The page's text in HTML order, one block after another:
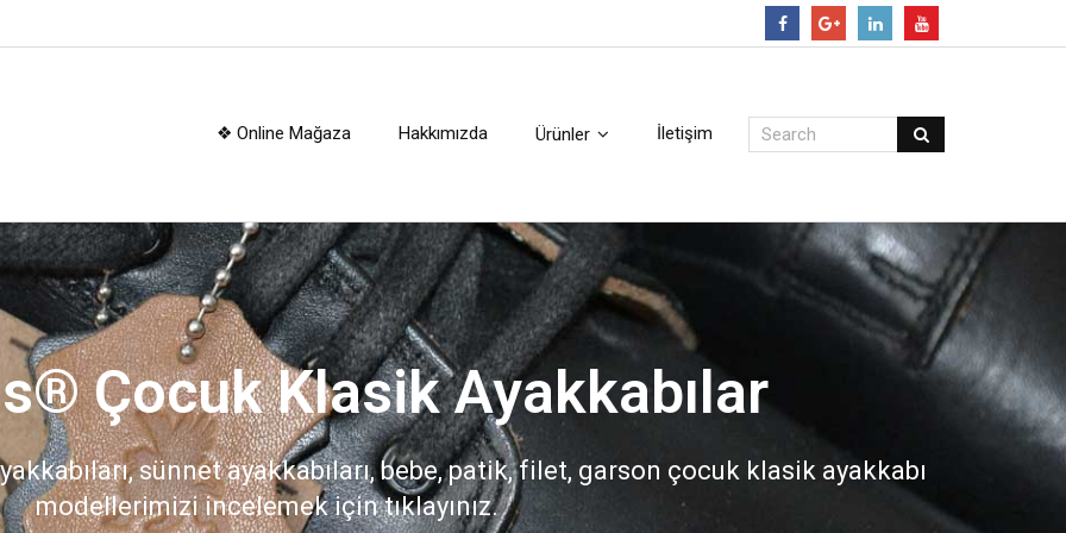
❖ Online Mağaza Hakkımızda Ürünler İletişim